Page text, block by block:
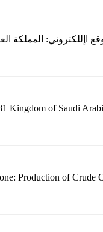
of Saudi
Production of Crude